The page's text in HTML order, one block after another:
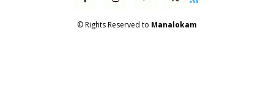
© Rights Reserved to Manalokam